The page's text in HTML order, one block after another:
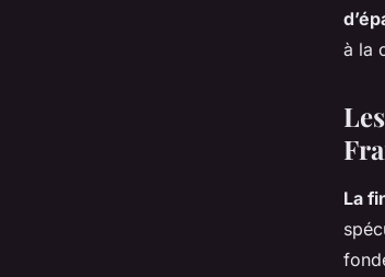
à la
La